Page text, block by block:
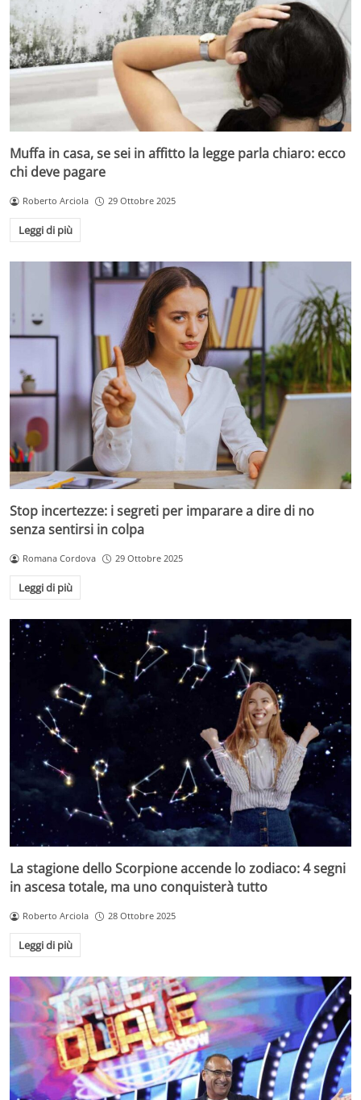
Muffa in casa, se sei in affitto la legge parla chiaro: ecco
chi deve pagare
Roberto Arciola 29 Ottobre 2025
Leggi di più
Stop incertezze: i segreti per imparare a dire di no
senza sentirsi in colpa
Romana Cordova 29 Ottobre 2025
Leggi di più
La stagione dello Scorpione accende lo zodiaco: 4 segni
in ascesa totale, ma uno conquisterà tutto
Roberto Arciola 28 Ottobre 2025
Leggi di più